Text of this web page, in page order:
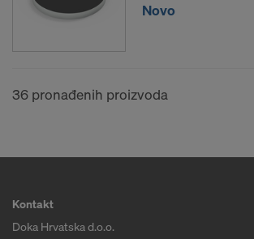
Novo
36 pronađenih proizvoda
Kontakt
Doka Hrvatska d.o.o.